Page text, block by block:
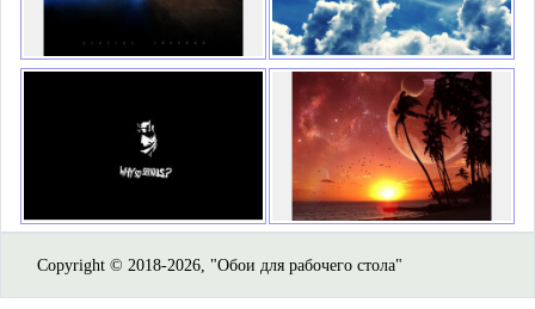
Copyright © 2018-2026, "Обои для рабочего стола"